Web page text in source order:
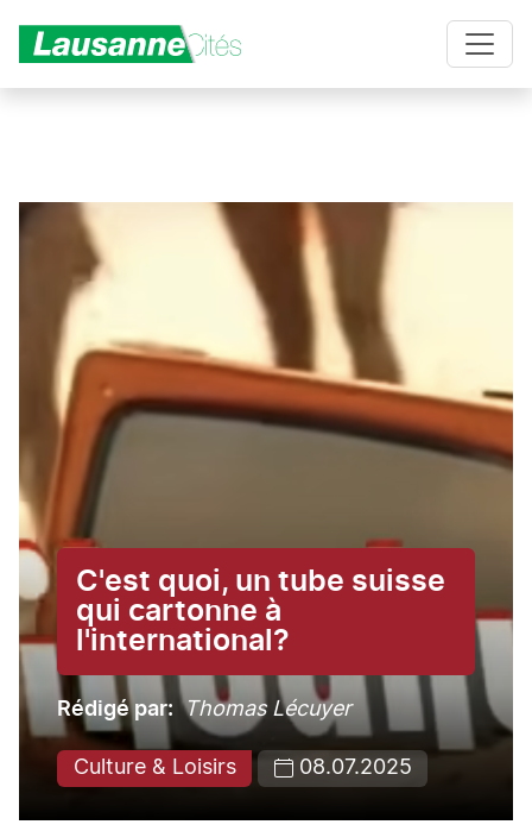
C'est quoi, un tube suisse
qui cartonne à
l'international?
Rédigé par Thomas Lécuyer
Culture & Loisirs 08.07.2025